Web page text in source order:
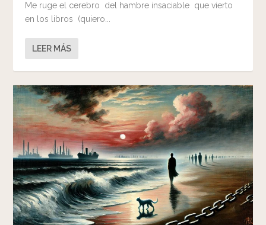
Me ruge el cerebro del hambre insaciable que vierto
en los libros (quiero...
LEER MÁS